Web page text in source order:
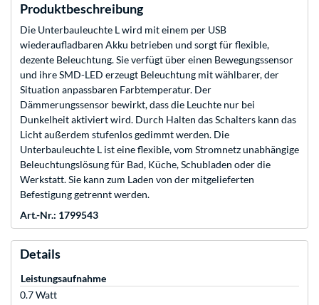
Produktbeschreibung
Die Unterbauleuchte L wird mit einem per USB
wiederaufladbaren Akku betrieben und sorgt für flexible,
dezente Beleuchtung. Sie verfügt über einen Bewegungssensor
und ihre SMD-LED erzeugt Beleuchtung mit wählbarer, der
Situation anpassbaren Farbtemperatur. Der
Dämmerungssensor bewirkt, dass die Leuchte nur bei
Dunkelheit aktiviert wird. Durch Halten das Schalters kann das
Licht außerdem stufenlos gedimmt werden. Die
Unterbauleuchte L ist eine flexible, vom Stromnetz unabhängige
Beleuchtungslösung für Bad, Küche, Schubladen oder die
Werkstatt. Sie kann zum Laden von der mitgelieferten
Befestigung getrennt werden.
Art.-Nr.: 1799543
Details
Leistungsaufnahme
0.7 Watt